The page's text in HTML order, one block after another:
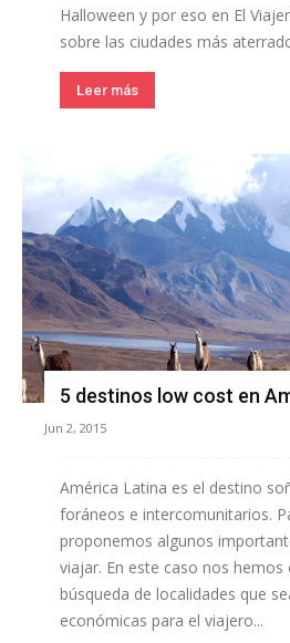
Halloween y por eso en El
sobre las ciudades más
Leer más
5 destinos low cost en
Jun 2, 2015
América Latina es el destino
foráneos e intercomunitarios.
proponemos algunos
viajar. En este caso nos hemos
búsqueda de localidades que
económicas para el viajero...